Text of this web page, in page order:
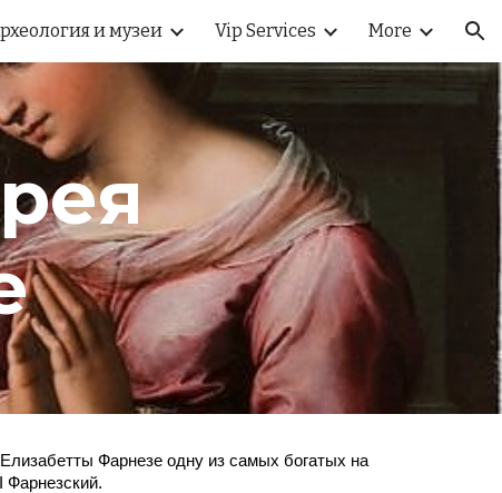
и музеи Vip Services More
Фарнезе одну из самых богатых на
Фарнезский.